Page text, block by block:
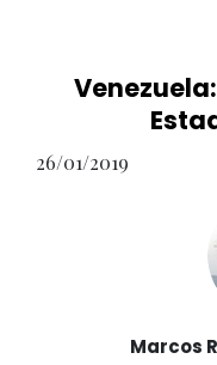
26/01/2019
Marcos